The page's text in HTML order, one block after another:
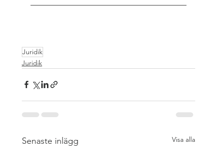
Juridik
Juridik
Senaste inlägg Visa alla